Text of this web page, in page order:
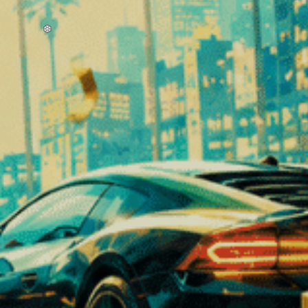
Small Buds CBD Rainbow
Sherbet
⚡⚡⚡⚡⚡
A partir de €0,99/g
Flores de CBD
de amora
Poder : ⚡⚡ ⚡⚡⚡
A partir de 7 €/g
Chaleira elétrica Huslog de
Infusor de chá em